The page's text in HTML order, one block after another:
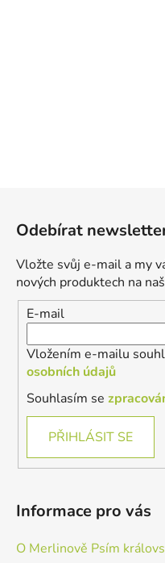
Odebírat
Vložte svůj e-mail a my
nových produktech na
E-mail
Vložením e-mailu
osobních údajů
Souhlasím se
PŘIHLÁSIT SE
Informace pro vás
O Merlinově Psím